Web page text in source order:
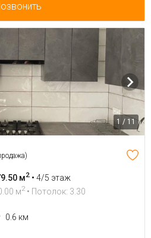
1 / 11
м2 • 4/5 этаж
м2 • Потолок: 3.30
0.6 км